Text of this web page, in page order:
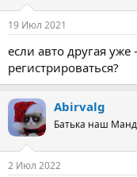
19 Июл 2021
если авто другая
регистрироваться?
Abirvalg
Батька наш
2 Июл 2022